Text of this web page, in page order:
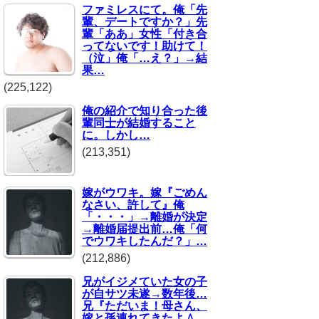
ファミレスにて。俺「先
輩、デートですか？」先
輩「ああ」女性「付き合
ってないです！助けて！
（泣」俺「…え？」→結
果…
(225,122)
俺の紹介で知り合った後
輩同士が結婚すること
に。しかし…
(213,351)
嫁がウワキ。嫁『ごめん
なさい、許して』俺
「・・・」→離婚が決定
→離婚届提出前…俺「何
でウワキしたんだ？」…
(212,886)
兄がイジメていた女の子
が自サツ未遂→数年後…
兄『ただいま！母さん、